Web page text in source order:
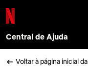
Central de Ajuda
Voltar à página inicial